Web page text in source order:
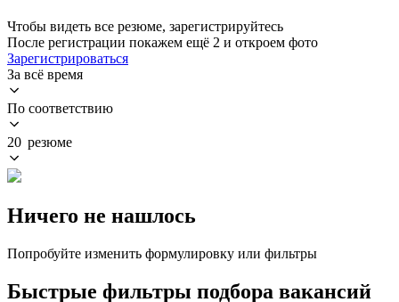
Чтобы видеть все резюме, зарегистрируйтесь
После регистрации покажем ещё 2 и откроем фото
Зарегистрироваться
За всё время
По соответствию
20 резюме
Ничего не нашлось
Попробуйте изменить формулировку или фильтры
Быстрые фильтры подбора вакансий